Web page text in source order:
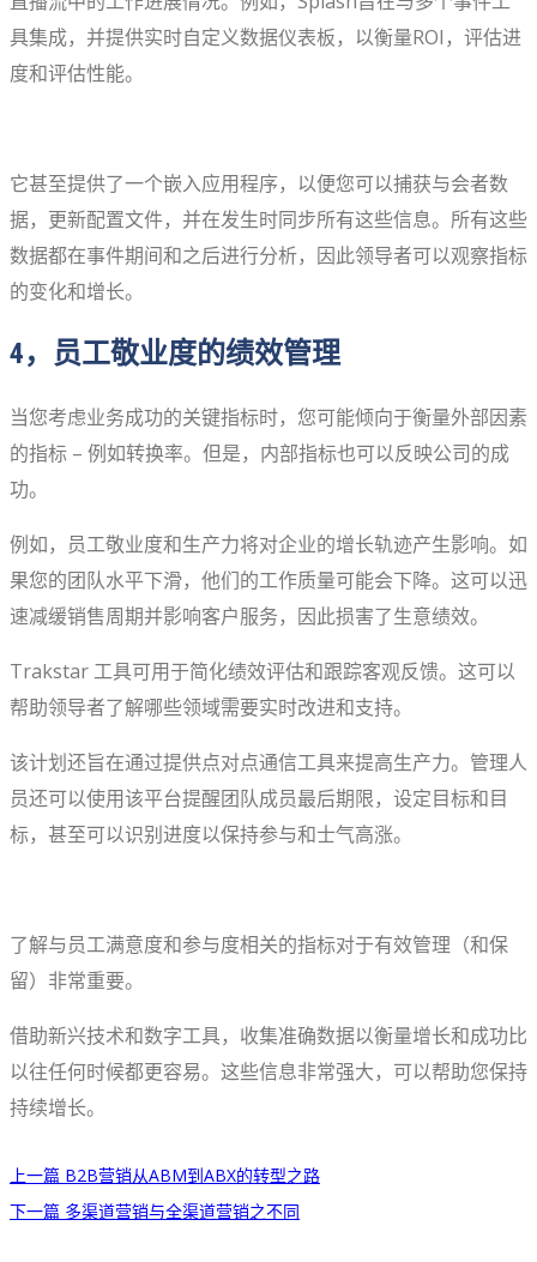
具集成，并提供实时自定义数据仪表板，以衡量ROI，评估进
度和评估性能。
它甚至提供了一个嵌入应用程序，以便您可以捕获与会者数
据，更新配置文件，并在发生时同步所有这些信息。所有这些
数据都在事件期间和之后进行分析，因此领导者可以观察指标
的变化和增长。
4，员工敬业度的绩效管理
当您考虑业务成功的关键指标时，您可能倾向于衡量外部因素
的指标 – 例如转换率。但是，内部指标也可以反映公司的成
功。
例如，员工敬业度和生产力将对企业的增长轨迹产生影响。如
果您的团队水平下滑，他们的工作质量可能会下降。这可以迅
速减缓销售周期并影响客户服务，因此损害了生意绩效。
Trakstar 工具可用于简化绩效评估和跟踪客观反馈。这可以
帮助领导者了解哪些领域需要实时改进和支持。
该计划还旨在通过提供点对点通信工具来提高生产力。管理人
员还可以使用该平台提醒团队成员最后期限，设定目标和目
标，甚至可以识别进度以保持参与和士气高涨。
了解与员工满意度和参与度相关的指标对于有效管理（和保
留）非常重要。
借助新兴技术和数字工具，收集准确数据以衡量增长和成功比
以往任何时候都更容易。这些信息非常强大，可以帮助您保持
持续增长。
上一篇 B2B营销从ABM到ABX的转型之路
下一篇 多渠道营销与全渠道营销之不同